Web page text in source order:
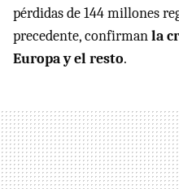
pérdidas de 144 millones
precedente, confirmanla
Europa y el resto.